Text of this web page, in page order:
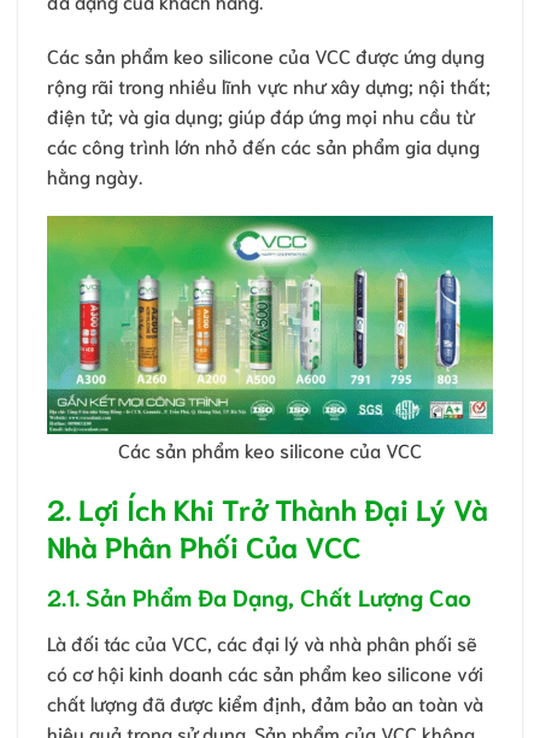
Các sản phẩm keo silicone của VCC được ứng dụng
rộng rãi trong nhiều lĩnh vực như xây dựng; nội thất;
điện tử; và gia dụng; giúp đáp ứng mọi nhu cầu từ
các công trình lớn nhỏ đến các sản phẩm gia dụng
hằng ngày.
Các sản phẩm keo silicone của VCC
2. Lợi Ích Khi Trở Thành Đại Lý Và
Nhà Phân Phối Của VCC
2.1. Sản Phẩm Đa Dạng, Chất Lượng Cao
Là đối tác của VCC, các đại lý và nhà phân phối sẽ
có cơ hội kinh doanh các sản phẩm keo silicone với
chất lượng đã được kiểm định, đảm bảo an toàn và
hiệu quả trong sử dụng. Sản phẩm của VCC không